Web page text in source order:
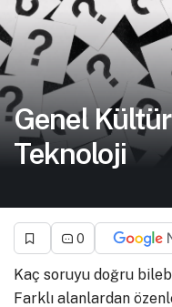
Genel
Teknoloji
0
Kaç soruyu doğru
Farklı alanlardan